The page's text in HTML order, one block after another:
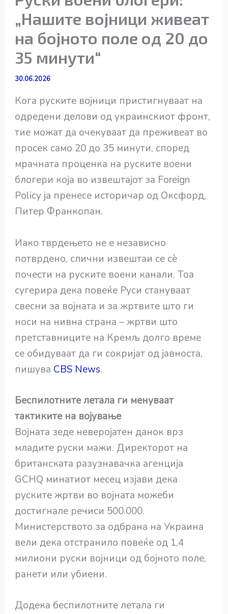
„Нашите војници живеат
на бојното поле од 20 до
35 минути“
30.06.2026
Кога руските војници пристигнуваат на
одредени делови од украинскиот фронт,
тие можат да очекуваат да преживеат во
просек само 20 до 35 минути, според
мрачната проценка на руските воени
блогери која во извештајот за Foreign
Policy ја пренесе историчар од Оксфорд,
Питер Франкопан.
Иако тврдењето не е независно
потврдено, слични извештаи се сè
почести на руските воени канали. Тоа
сугерира дека повеќе Руси стануваат
свесни за војната и за жртвите што ги
носи на нивна страна – жртви што
претставниците на Кремљ долго време
се обидуваат да ги сокријат од јавноста,
пишува CBS News.
Беспилотните летала ги менуваат
тактиките на војување
Војната зеде неверојатен данок врз
младите руски мажи. Директорот на
британската разузнавачка агенција
GCHQ минатиот месец изјави дека
руските жртви во војната можеби
достигнале речиси 500.000.
Министерството за одбрана на Украина
вели дека отстранило повеќе од 1,4
милиони руски војници од бојното поле,
ранети или убиени.
Додека беспилотните летала ги